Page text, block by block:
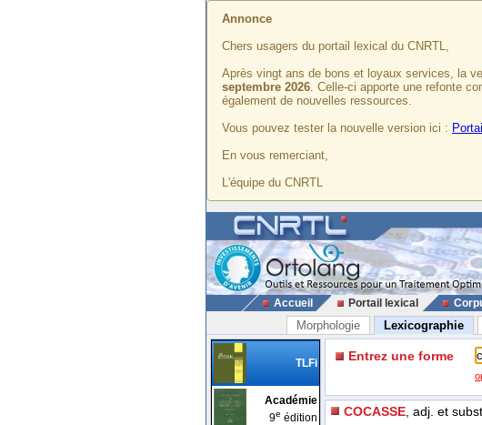
Annonce
Chers usagers du portail lexical du CNRTL,
Après vingt ans de bons et loyaux services, la
septembre 2026. Celle-ci apporte une refonte
également de nouvelles ressources.
Vous pouvez tester la nouvelle version ici :
En vous remerciant,
L'équipe du CNRTL
Accueil Portail lexical
Morphologie Lexicographie
TLFi
Académie
9e édition
Entrez une forme
COCASSE , adj. et subst.